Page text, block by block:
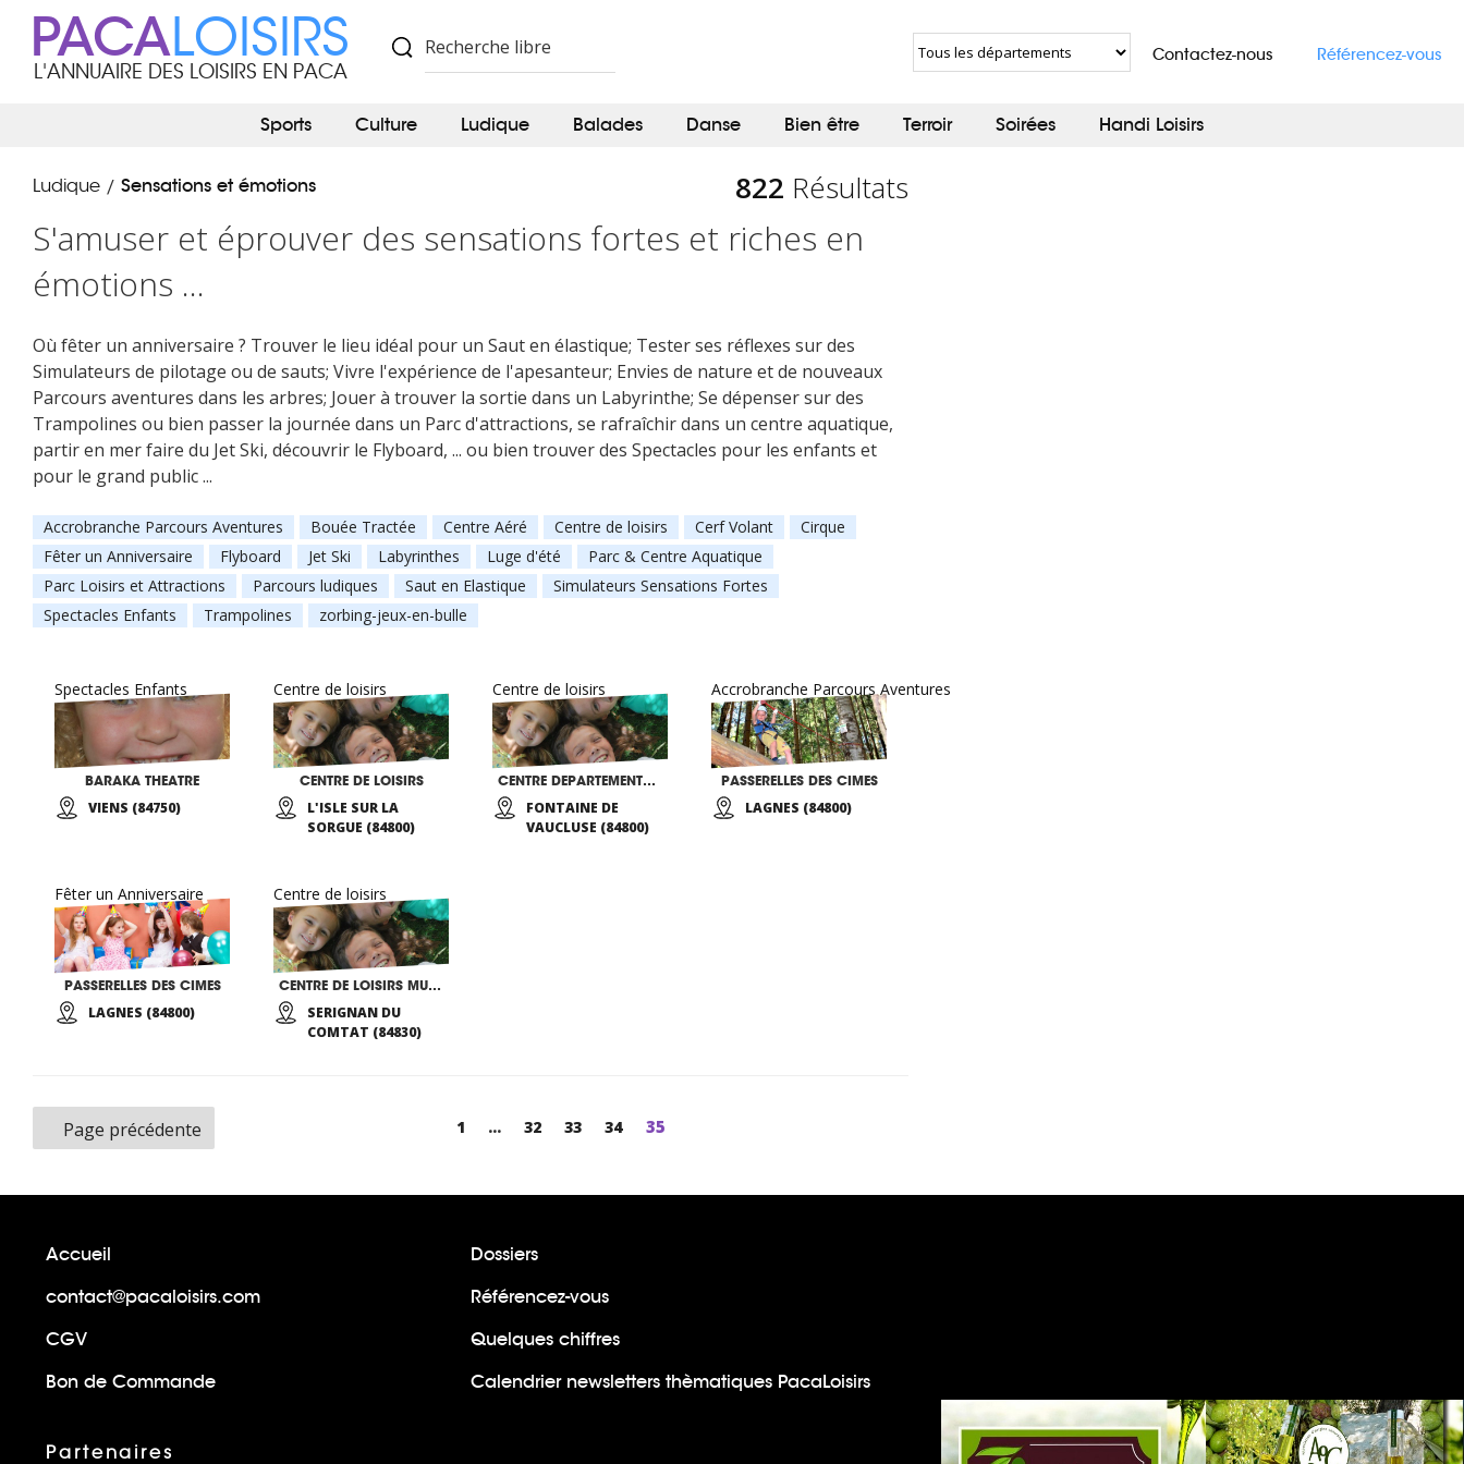
PACALOISIRS
L'ANNUAIRE DES LOISIRS EN PACA
Contactez-nous Référencez-vous
Sports Culture Ludique Balades Danse Bien être Terroir Soirées Handi Loisirs
Ludique / Sensations et émotions 822 Résultats
S'amuser et éprouver des sensations fortes et riches en
émotions ...
Où fêter un anniversaire ? Trouver le lieu idéal pour un Saut en élastique; Tester ses réflexes sur des
Simulateurs de pilotage ou de sauts; Vivre l'expérience de l'apesanteur; Envies de nature et de nouveaux
Parcours aventures dans les arbres; Jouer à trouver la sortie dans un Labyrinthe; Se dépenser sur des
Trampolines ou bien passer la journée dans un Parc d'attractions, se rafraîchir dans un centre aquatique,
partir en mer faire du Jet Ski, découvrir le Flyboard, ... ou bien trouver des Spectacles pour les enfants et
pour le grand public ...
Accrobranche Parcours Aventures Bouée Tractée Centre Aéré Centre de loisirs Cerf Volant
Cirque
Fêter un Anniversaire
Flyboard Jet Ski Labyrinthes Luge d'été
Parc & Centre Aquatique
Parc Loisirs et Attractions
Parcours ludiques Saut en Elastique
Simulateurs Sensations Fortes
Spectacles Enfants
Trampolines zorbing-jeux-en-bulle
Spectacles Enfants
BARAKA THEATRE
VIENS (84750)
Centre de loisirs
CENTRE DE LOISIRS
L'ISLE SUR LA
SORGUE (84800)
Centre de loisirs
CENTRE DEPARTEMENTAL PLEIN AIR ET LOISIRS
FONTAINE DE
VAUCLUSE (84800)
Accrobranche Parcours Aventures
PASSERELLES DES CIMES
LAGNES (84800)
Fêter un Anniversaire
PASSERELLES DES CIMES
LAGNES (84800)
Centre de loisirs
CENTRE DE LOISIRS MUNICIPAL
SERIGNAN DU
COMTAT (84830)
Page précédente Page
1 ... Page
32 Page
33 Page
34 Page
35
Accueil
Dossiers
contact@pacaloisirs.com
Référencez-vous
CGV
Quelques chiffres
Bon de Commande
Calendrier newsletters thèmatiques PacaLoisirs
Partenaires